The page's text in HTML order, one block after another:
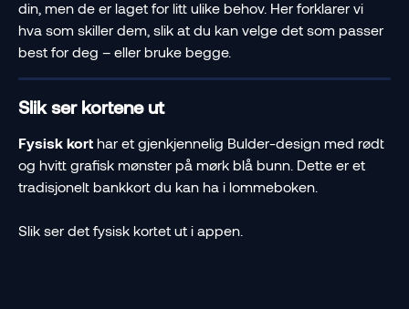
din, men de er laget for litt ulike behov. Her forklarer vi
hva som skiller dem, slik at du kan velge det som passer
best for deg – eller bruke begge.
Slik ser kortene ut
Fysisk kort har et gjenkjennelig Bulder-design med rødt
og hvitt grafisk mønster på mørk blå bunn. Dette er et
tradisjonelt bankkort du kan ha i lommeboken.
Slik ser det fysisk kortet ut i appen.